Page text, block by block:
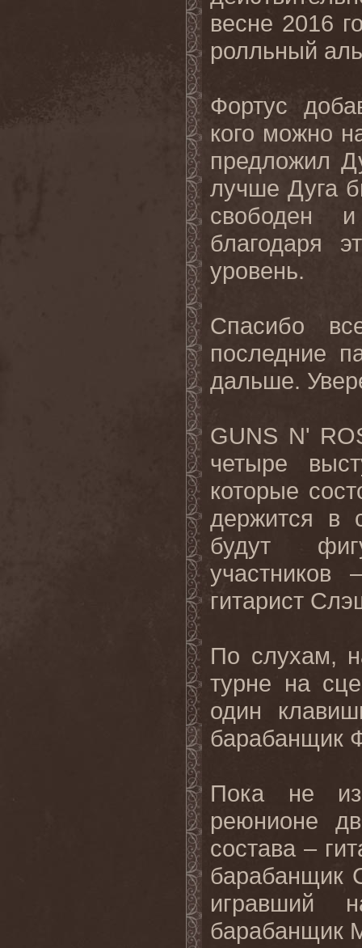
весне 2016
ролльный
Фортус
кого можно
предложил
лучше Дуга
свободен
и
благодаря
уровень.
Спасибо
последние
дальше.
GUNS N'
четыре
которые
держится в
будут
гитарист
По слухам,
турне на
один
барабанщик
Пока не
реюнионе
состава –
барабанщик
игравший
барабанщик